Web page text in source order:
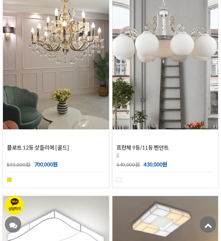
플로트 12등 샹들리에 [골드]
855,000원 700,000원
프란체 9등/11등 펜던트
ȭ
540,000원 430,000원